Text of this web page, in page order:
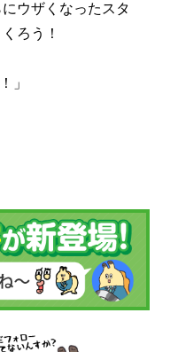
ウザくなったスタ
ろう！
」